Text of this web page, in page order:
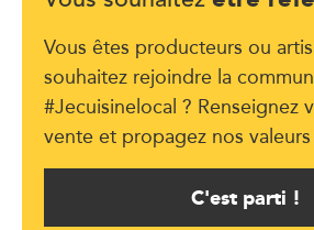
Vous êtes producteurs ou
souhaitez rejoindre la
#Jecuisinelocal ? Renseignez
vente et propagez nos
C'est parti !